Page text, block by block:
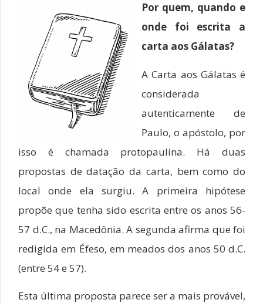
Por quem, quando e
onde foi escrita a
carta aos Gálatas?
A Carta aos Gálatas é
considerada
autenticamente de
Paulo, o apóstolo, por
isso é chamada protopaulina. Há duas
propostas de datação da carta, bem como do
local onde ela surgiu. A primeira hipótese
propõe que tenha sido escrita entre os anos 56-
57 d.C., na Macedônia. A segunda afirma que foi
redigida em Éfeso, em meados dos anos 50 d.C.
(entre 54 e 57).
Esta última proposta parece ser a mais provável,